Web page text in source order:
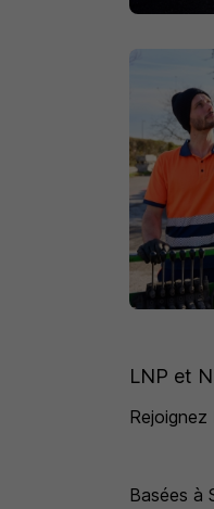
LNP et
Rejoignez
Basées à